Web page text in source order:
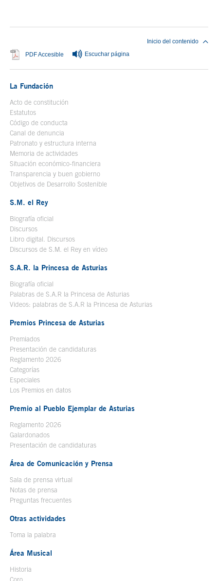
PDF Accesible Se abre en ventana nueva
Escuchar página
Inicio del contenido
La Fundación
Acto de constitución
Estatutos
Código de conducta
Canal de denuncia
Patronato y estructura interna
Memoria de actividades
Situación económico-financiera
Transparencia y buen gobierno
Objetivos de Desarrollo Sostenible
S.M. el Rey
Biografía oficial
Discursos
Libro digital. Discursos
Discursos de S.M. el Rey en vídeo
S.A.R. la Princesa de Asturias
Biografía oficial
Palabras de S.A.R la Princesa de Asturias
Videos: palabras de S.A.R la Princesa de Asturias
Premios Princesa de Asturias
Premiados
Presentación de candidaturas
Reglamento 2026
Categorías
Especiales
Los Premios en datos
Premio al Pueblo Ejemplar de Asturias
Reglamento 2026
Galardonados
Presentación de candidaturas
Área de Comunicación y Prensa
Sala de prensa virtual
Notas de prensa
Preguntas frecuentes
Otras actividades
Toma la palabra
Área Musical
Historia